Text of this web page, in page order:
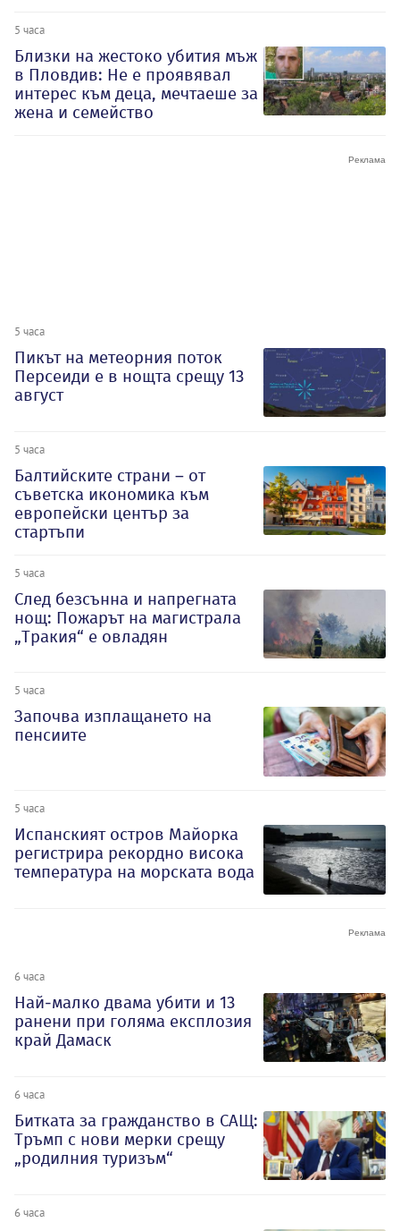
5 часа
Близки на жестоко убития мъж
в Пловдив: Не е проявявал
интерес към деца, мечтаеше за
жена и семейство
5 часа
Пикът на метеорния поток
Персеиди е в нощта срещу 13
август
5 часа
Балтийските страни – от
съветска икономика към
европейски център за
стартъпи
5 часа
След безсънна и напрегната
нощ: Пожарът на магистрала
„Тракия“ е овладян
5 часа
Започва изплащането на
пенсиите
5 часа
Испанският остров Майорка
регистрира рекордно висока
температура на морската вода
6 часа
Най-малко двама убити и 13
ранени при голяма експлозия
край Дамаск
6 часа
Битката за гражданство в САЩ:
Тръмп с нови мерки срещу
„родилния туризъм“
6 часа